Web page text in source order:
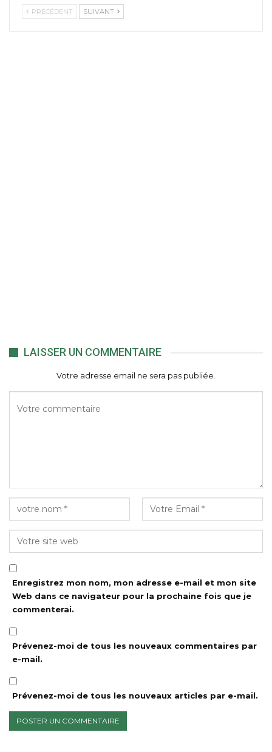
PRÉCÉDENT SUIVANT
LAISSER UN COMMENTAIRE
Votre adresse email ne sera pas publiée.
Enregistrez mon nom, mon adresse e-mail et mon site
Web dans ce navigateur pour la prochaine fois que je
commenterai.
Prévenez-moi de tous les nouveaux commentaires par
e-mail.
Prévenez-moi de tous les nouveaux articles par e-mail.